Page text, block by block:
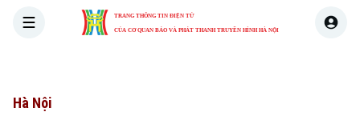
TRANG THÔNG TIN ĐIỆN TỬ
CỦA CƠ QUAN BÁO VÀ PHÁT THANH TRUYỀN HÌNH HÀ NỘI
Hà Nội